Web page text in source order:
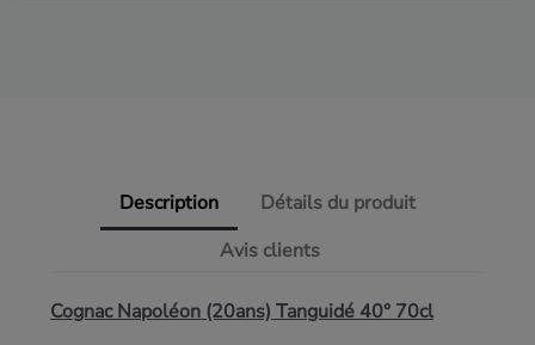
Description
Détails du produit
Avis clients
Cognac Napoléon (20ans) Tanguidé 40° 70cl